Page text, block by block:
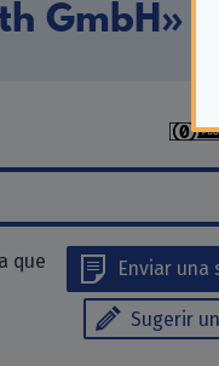
GmbH»
Enviar una
Sugerir
que